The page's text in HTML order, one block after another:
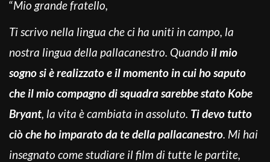
“Mio grande fratello,
Ti scrivo nella lingua che ci ha uniti in campo, la
nostra lingua della pallacanestro. Quando il mio
sogno si è realizzato e il momento in cui ho saputo
che il mio compagno di squadra sarebbe stato Kobe
Bryant, la vita è cambiata in assoluto. Ti devo tutto
ciò che ho imparato da te della pallacanestro. Mi hai
insegnato come studiare il film di tutte le partite,